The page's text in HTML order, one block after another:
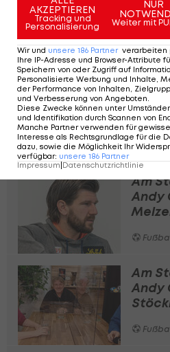
2. Liga
Am
Andy
Am
Andy
Am
Andy
AKZEPTIEREN
Tracking und
Personalisierung
NUR
Weiter mit
Wir und unsere 186 Partner verarbeiten
Ihre IP-Adresse und Browser-Attribute
Speichern von oder Zugriff auf
Personalisierte Werbung und Inhalte,
der Performance von Inhalten,
und Verbesserung von Angeboten
Diese Zwecke können unter
und Identifikation durch Scannen von
Manche Partner verwenden für
Interesse als Rechtsgrundlage für die
dazu, sowie die Möglichkeit Ihr
verfügbar: unsere 186 Partner
Impressum|Datenschutzrichtlinie